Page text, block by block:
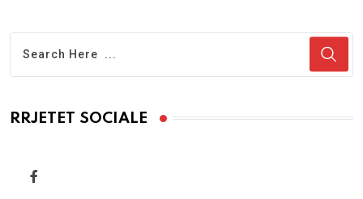
RRJETET SOCIALE